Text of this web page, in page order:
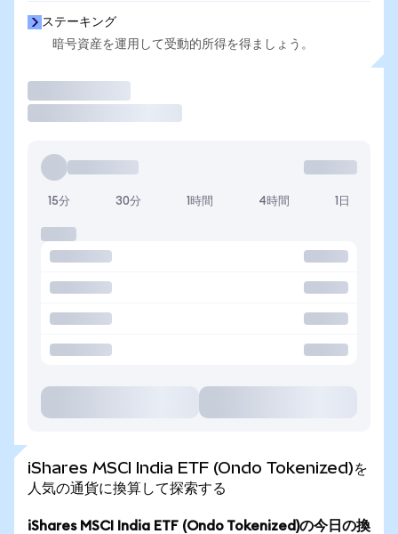
ステーキング
暗号資産を運用して受動的所得を得ましょう。
15分 30分 1時間 4時間 1日
iShares MSCI India ETF (Ondo Tokenized)を
人気の通貨に換算して探索する
iShares MSCI India ETF (Ondo Tokenized)の今日の換